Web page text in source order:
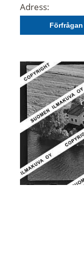
Adress:
Förfrågan